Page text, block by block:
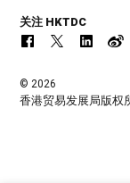
关注 HKTDC
© 2026
香港贸易发展局版权